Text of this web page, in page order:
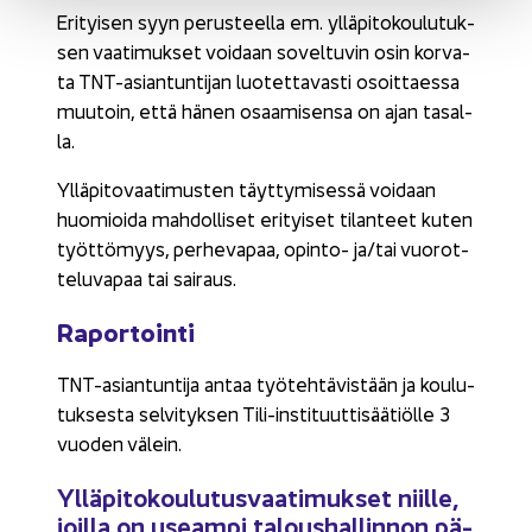
Eri­tyi­sen syyn pe­rus­teel­la em. yl­lä­pi­to­kou­lu­tuk­
sen vaa­ti­muk­set voi­daan so­vel­tu­vin osin kor­va­
ta TNT-​asiantuntijan luo­tet­ta­vas­ti osoit­taes­sa
muu­toin, että hänen osaa­mi­sen­sa on ajan ta­sal­
la.
Yl­lä­pi­to­vaa­ti­mus­ten täyt­ty­mi­ses­sä voi­daan
huo­mioi­da mah­dol­li­set eri­tyi­set ti­lan­teet kuten
työt­tö­myys, per­he­va­paa, opinto-​ ja/tai vuo­rot­
te­lu­va­paa tai sai­raus.
Ra­por­toin­ti
TNT-​asiantuntija antaa työ­teh­tä­vis­tään ja kou­lu­
tuk­ses­ta sel­vi­tyk­sen Tili-​instituuttisäätiölle 3
vuo­den vä­lein.
Yl­lä­pi­to­kou­lu­tus­vaa­ti­muk­set niil­le,
joil­la on useam­pi ta­lous­hal­lin­non pä­